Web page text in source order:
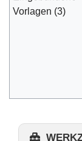
Vorlagen (3)